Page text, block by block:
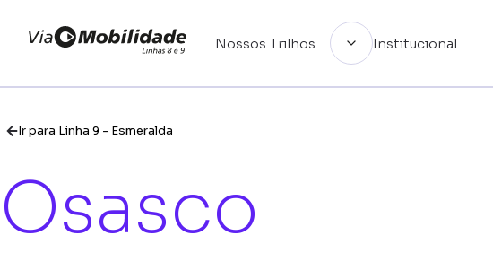
Nossos Trilhos Institucional
Institucional
Realizações
Ir para Linha 9 - Esmeralda
Osasco